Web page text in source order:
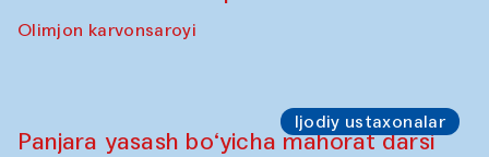
Olimjon karvonsaroyi
Ijodiy ustaxonalar
Panjara yasash bo‘yicha mahorat darsi